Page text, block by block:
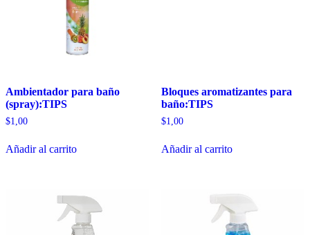
Ambientador para baño
(spray):TIPS
$1,00
Añadir al carrito
Bloques aromatizantes para
baño:TIPS
$1,00
Añadir al carrito